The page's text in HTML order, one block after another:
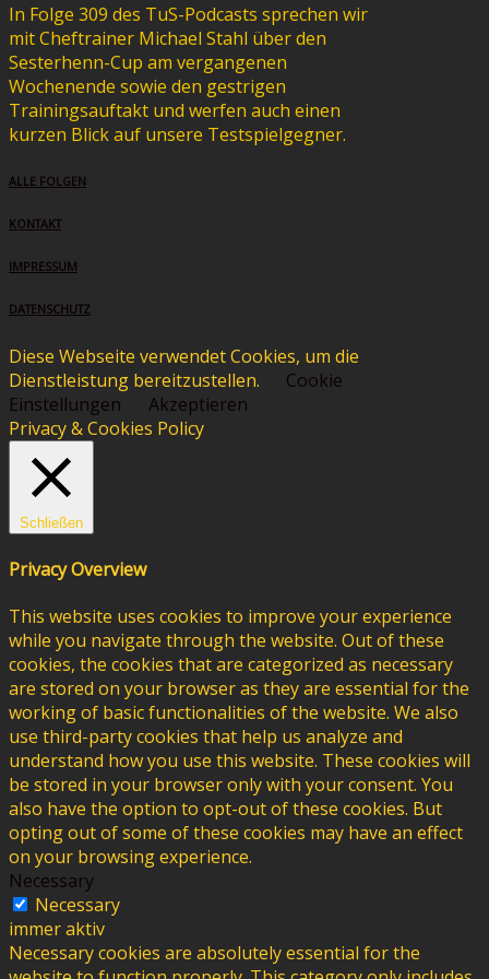
In Folge 309 des TuS-Podcasts sprechen wir
mit Cheftrainer Michael Stahl über den
Sesterhenn-Cup am vergangenen
Wochenende sowie den gestrigen
Trainingsauftakt und werfen auch einen
kurzen Blick auf unsere Testspielgegner.
ALLE FOLGEN
KONTAKT
IMPRESSUM
DATENSCHUTZ
Diese Webseite verwendet Cookies, um die
Dienstleistung bereitzustellen.
Cookie
Einstellungen
Akzeptieren
Privacy & Cookies Policy
Schließen
Privacy Overview
This website uses cookies to improve your experience
while you navigate through the website. Out of these
cookies, the cookies that are categorized as necessary
are stored on your browser as they are essential for the
working of basic functionalities of the website. We also
use third-party cookies that help us analyze and
understand how you use this website. These cookies will
be stored in your browser only with your consent. You
also have the option to opt-out of these cookies. But
opting out of some of these cookies may have an effect
on your browsing experience.
Necessary
Necessary
immer aktiv
Necessary cookies are absolutely essential for the